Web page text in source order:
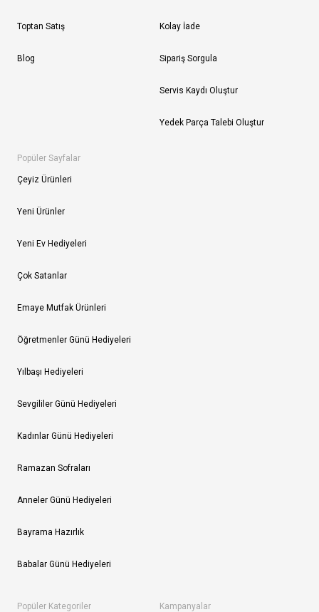
Toptan Satış
Blog
Kolay İade
Sipariş Sorgula
Servis Kaydı Oluştur
Yedek Parça Talebi Oluştur
Popüler Sayfalar
Çeyiz Ürünleri
Yeni Ürünler
Yeni Ev Hediyeleri
Çok Satanlar
Emaye Mutfak Ürünleri
Öğretmenler Günü Hediyeleri
Yılbaşı Hediyeleri
Sevgililer Günü Hediyeleri
Kadınlar Günü Hediyeleri
Ramazan Sofraları
Anneler Günü Hediyeleri
Bayrama Hazırlık
Babalar Günü Hediyeleri
Popüler Kategoriler Kampanyalar